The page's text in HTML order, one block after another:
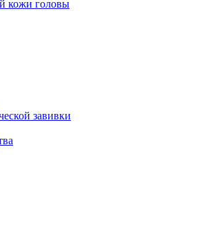
кожи головы
завивки